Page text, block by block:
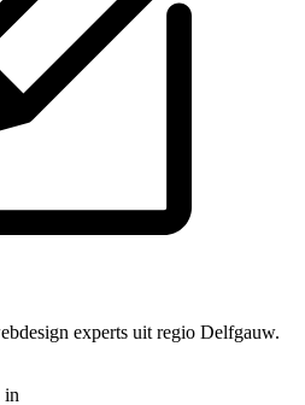
experts uit regio Delfgauw.
in